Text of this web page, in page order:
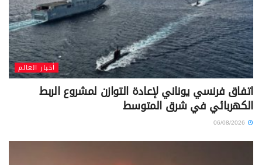
أخبار العالم
اتفاق فرنسي يوناني لإعادة التوازن لمشروع الربط
الكهربائي في شرق المتوسط